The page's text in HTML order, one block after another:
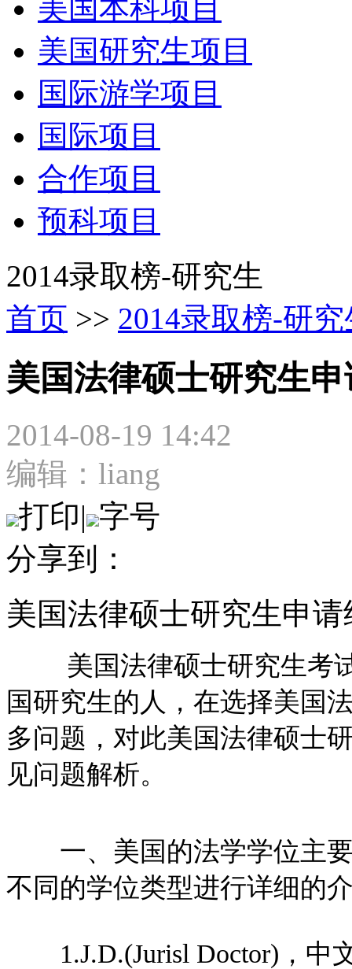
美国本科项目
美国研究生项目
国际游学项目
国际项目
合作项目
预科项目
2014录取榜-研究生
首页 >> 2014录取榜-研究
美国法律硕士研究生
2014-08-19 14:42
编辑：liang
打印| 字号
分享到：
美国法律硕士研究生申请
美国法律硕士研究生考试
国研究生的人，在选择美国
多问题，对此美国法律硕士
见问题解析。
一、美国的法学学位主要
不同的学位类型进行详细的
1.J.D.(Jurisl Doctor)，中